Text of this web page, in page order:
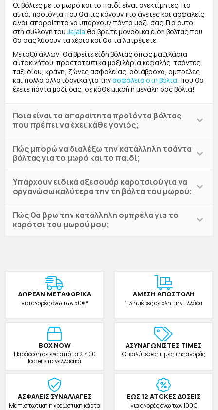
Οι βόλτες με το μωρό και το παιδί είναι ανεκτίμητες. Για
αυτό, προϊόντα που θα τις κάνουν πιο άνετες και ασφαλείς
είναι απαραίτητα να υπάρχουν πάντα μαζί σας. Για αυτό
στη συλλογή τουJajala θα βρείτε μοναδικά είδη βόλτας που
θα σας λύσουν τα χέρια και θα τα λατρέψετε.
Μεταξύ άλλων, θα βρείτε είδη βόλτας όπως μαξιλάρια
αυτοκινήτου, προστατευτικά μαξιλάρια κεφαλής, τσάντες
ταξιδίου, κράνη, ζώνες ασφαλείας, αδιάβροχα, ομπρέλες
και πολλά άλλα ιδανικά για τηνασφάλεια στη βόλτα, που θα
έχετε πάντα μαζί σας, σε κάθε μικρή ή μεγάλη σας βόλτα!
Ποια είναι τα απαραίτητα προϊόντα βόλτας
που πρέπει να έχει κάθε γονιός;
Πώς μπορώ να διαλέξω την κατάλληλη τσάντα
βόλτας για το μωρό και το παιδί;
Υπάρχουν ειδικά αξεσουάρ καροτσιού για να
οργανώσω καλύτερα την τη βόλτα του μωρού;
Πώς θα βρω την κατάλληλη ομπρέλα για το
καρότσι του μωρού μου;
ΔΩΡΕAΝ ΜΕΤΑΦΟΡΙΚΑ
για αγορές άνω των 50€*
ΑΜΕΣΗ ΑΠΟΣΤΟΛΗ
1-3 ημέρες σε όλη την Ελλάδα
BOX NOW
Παράδοση σε ένα από τα 2.400
lockers πανελλαδικά
ΑΣΥΝΑΓΩΝΙΣΤΕΣ ΤΙΜΕΣ
Οι καλύτερες τιμές της αγοράς
ΑΣΦΑΛΕΙΣ ΣΥΝΑΛΛΑΓΕΣ
Με πιστωτική ή χρεωστική κάρτα
ΕΩΣ 12 ΑΤΟΚΕΣ ΔΟΣΕΙΣ
για αγορές άνω των 100€